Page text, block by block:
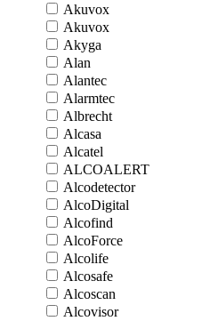
Akuvox
Akuvox
Akyga
Alan
Alantec
Alarmtec
Albrecht
Alcasa
Alcatel
ALCOALERT
Alcodetector
AlcoDigital
Alcofind
AlcoForce
Alcolife
Alcosafe
Alcoscan
Alcovisor